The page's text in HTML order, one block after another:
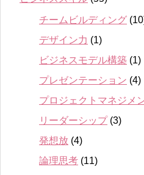
チームビルディング
デザイン力 (1)
ビジネスモデル構築 (1)
プレゼンテーション (4)
プロジェクトマネジメ
リーダーシップ(3)
発想放 (4)
論理思考 (11)